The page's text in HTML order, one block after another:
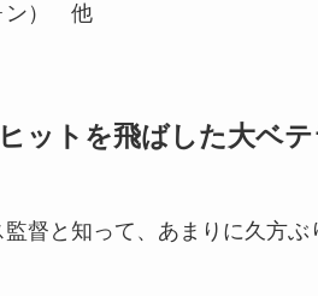
ン） 他
ットを飛ばした大ベ
督と知って、あまりに久方ぶ